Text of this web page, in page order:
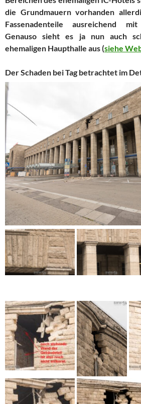
die Grundmauern vorhanden
Fassenadenteile ausreichend
Genauso sieht es ja nun auch
ehemaligen Haupthalle aus (siehe
Der Schaden bei Tag betrachtet im